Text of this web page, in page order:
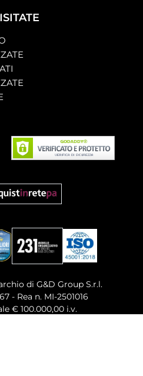
di G&D Group S.r.l.
- Rea n. MI-2501016
€ 100.000,00 i.v.